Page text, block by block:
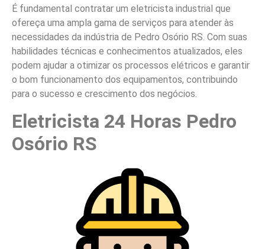
É fundamental contratar um eletricista industrial que
ofereça uma ampla gama de serviços para atender às
necessidades da indústria de Pedro Osório RS. Com suas
habilidades técnicas e conhecimentos atualizados, eles
podem ajudar a otimizar os processos elétricos e garantir
o bom funcionamento dos equipamentos, contribuindo
para o sucesso e crescimento dos negócios.
Eletricista 24 Horas Pedro
Osório RS